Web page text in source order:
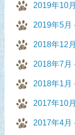
2019年10月
2019年5月
2018年12月
2018年7月
2018年1月
2017年10月
2017年4月